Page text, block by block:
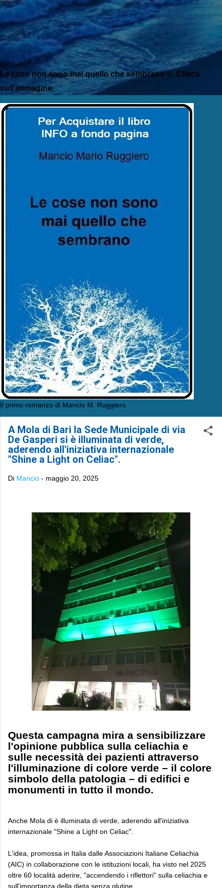
Le cose non sono mai quello che sembrano ©. Clicca
sull'immagine.
Il primo romanzo di Mancio M. Ruggiero
A Mola di Bari la Sede Municipale di via
De Gasperi si è illuminata di verde,
aderendo all'iniziativa internazionale
"Shine a Light on Celiac".
Di Mancio - maggio 20, 2025
Questa campagna mira a sensibilizzare
l'opinione pubblica sulla celiachia e
sulle necessità dei pazienti attraverso
l'illuminazione di colore verde – il colore
simbolo della patologia – di edifici e
monumenti in tutto il mondo.
Anche Mola di è illuminata di verde, aderendo all'iniziativa
internazionale "Shine a Light on Celiac".
L'idea, promossa in Italia dalle Associazioni Italiane Celiachia
(AIC) in collaborazione con le istituzioni locali, ha visto nel 2025
oltre 60 località aderire, "accendendo i riflettori" sulla celiachia e
sull'importanza della dieta senza glutine.